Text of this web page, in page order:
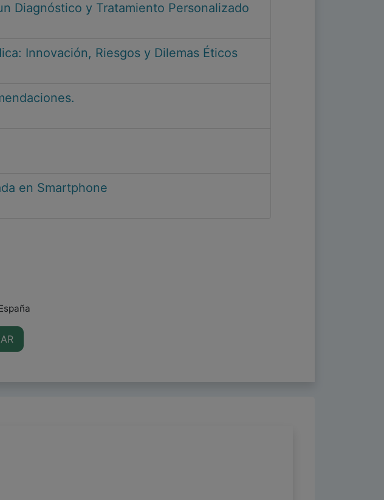
Diagnóstico y Tratamiento Personalizado
Innovación, Riesgos y Dilemas Éticos
en Smartphone